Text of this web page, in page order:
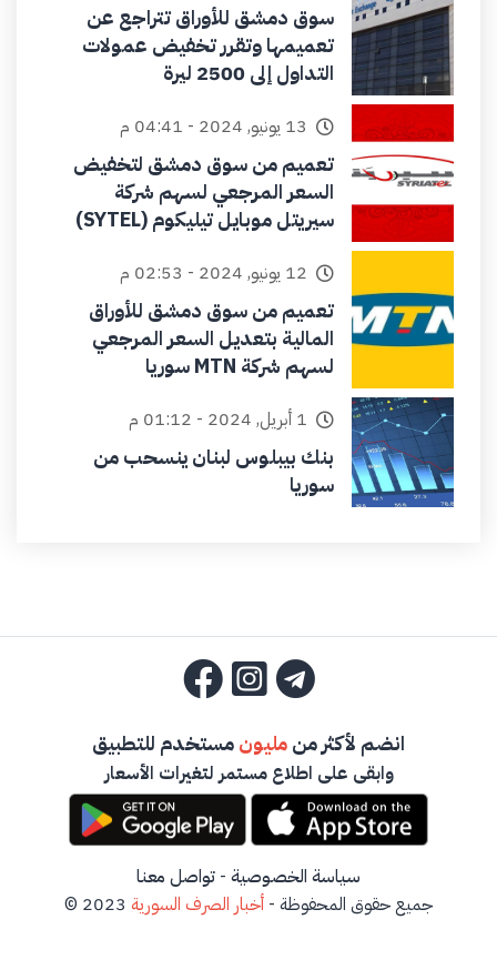
سوق دمشق للأوراق تتراجع عن
تعميمها وتقرر تخفيض عمولات
التداول إلى 2500 ليرة
13 يونيو, 2024 - 04:41 م
تعميم من سوق دمشق لتخفيض
السعر المرجعي لسهم شركة
سيريتل موبايل تيليكوم (SYTEL)
12 يونيو, 2024 - 02:53 م
تعميم من سوق دمشق للأوراق
المالية بتعديل السعر المرجعي
لسهم شركة MTN سوريا
1 أبريل, 2024 - 01:12 م
بنك بيبلوس لبنان ينسحب من
سوريا
انضم لأكثر منمليونمستخدم للتطبيق
وابقى على اطلاع مستمر لتغيرات الأسعار
سياسة الخصوصية - تواصل معنا
جميع حقوق المحفوظة - أخبار الصرف السورية